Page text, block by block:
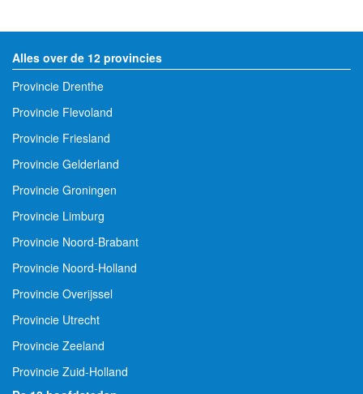
Alles over de 12 provincies
Provincie Drenthe
Provincie Flevoland
Provincie Friesland
Provincie Gelderland
Provincie Groningen
Provincie Limburg
Provincie Noord-Brabant
Provincie Noord-Holland
Provincie Overijssel
Provincie Utrecht
Provincie Zeeland
Provincie Zuid-Holland